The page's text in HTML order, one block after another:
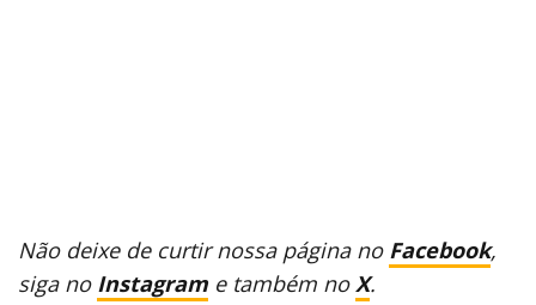
Não deixe de curtir nossa página no Facebook,
siga no Instagram e também no X.